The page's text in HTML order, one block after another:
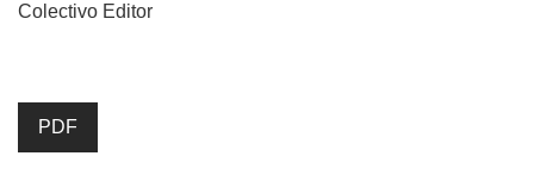
Colectivo Editor
PDF